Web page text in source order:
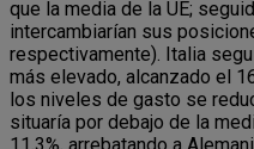
que la media de la UE;
intercambiarían sus
respectivamente). Italia
más elevado, alcanzado el
los niveles de gasto se
situaría por debajo de la
11,3%, arrebatando a